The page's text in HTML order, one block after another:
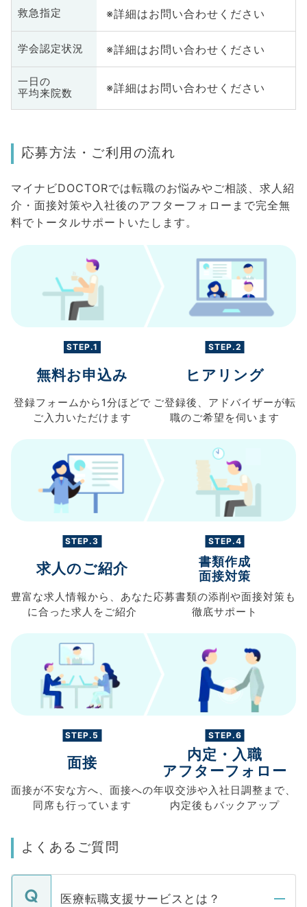
救急指定 ※詳細はお問い合わせください
学会認定状況 ※詳細はお問い合わせください
一日の
平均来院数
※詳細はお問い合わせください
応募方法・ご利用の流れ
マイナビDOCTORでは転職のお悩みやご相談、求人紹
介・面接対策や入社後のアフターフォローまで完全無
料でトータルサポートいたします。
STEP.1
無料お申込み
登録フォームから 1分ほどで
ご入力 いただけます
STEP.2
ヒアリング
ご登録後、 アドバイザーが転
職のご希望を伺います
STEP.3
求人のご紹介
豊富な求人情報から、 あなた
に合った求人を ご紹介
STEP.4
書類作成
面接対策
応募書類の添削や面接対策も
徹底サポート
STEP.5
面接
面接が不安な方へ、 面接への
同席も行っています
STEP.6
内定・入職
アフターフォロー
年収交渉や入社日調整まで、
内定後もバックアップ
よくあるご質問
医療転職支援サービスとは？